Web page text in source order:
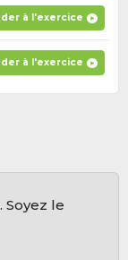
à l'exercice
à l'exercice
le